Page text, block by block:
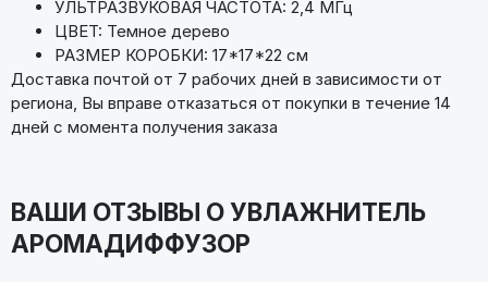
УЛЬТРАЗВУКОВАЯ ЧАСТОТА: 2,4 МГц
ЦВЕТ: Темное дерево
РАЗМЕР КОРОБКИ: 17*17*22 см
Доставка почтой от 7 рабочих дней в зависимости от
региона, Вы вправе отказаться от покупки в течение 14
дней с момента получения заказа
ВАШИ ОТЗЫВЫ О УВЛАЖНИТЕЛЬ
АРОМАДИФФУЗОР